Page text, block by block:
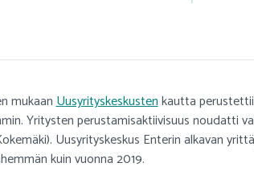
mukaanUusyrityskeskustenkautta
Yritysten perustamisaktiivisuus noudatti
Uusyrityskeskus Enterin alkavan
kuin vuonna 2019.